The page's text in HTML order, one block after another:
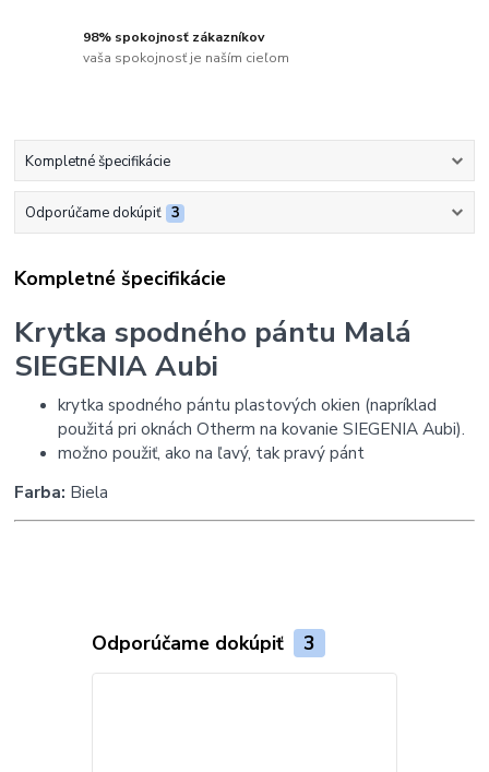
98% spokojnosť zákazníkov
vaša spokojnosť je naším cieľom
Kompletné špecifikácie
Odporúčame dokúpiť 3
Kompletné špecifikácie
Krytka spodného pántu Malá
SIEGENIA Aubi
krytka spodného pántu plastových okien (napríklad
použitá pri oknách Otherm na kovanie SIEGENIA Aubi).
možno použiť, ako na ľavý, tak pravý pánt
Farba: Biela
Odporúčame dokúpiť 3